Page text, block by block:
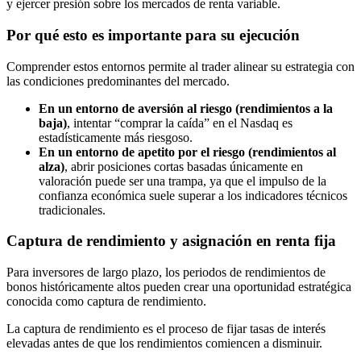
y ejercer presión sobre los mercados de renta variable.
Por qué esto es importante para su ejecución
Comprender estos entornos permite al trader alinear su estrategia con
las condiciones predominantes del mercado.
En un entorno de aversión al riesgo (rendimientos a la
baja), intentar “comprar la caída” en el Nasdaq es
estadísticamente más riesgoso.
En un entorno de apetito por el riesgo (rendimientos al
alza), abrir posiciones cortas basadas únicamente en
valoración puede ser una trampa, ya que el impulso de la
confianza económica suele superar a los indicadores técnicos
tradicionales.
Captura de rendimiento y asignación en renta fija
Para inversores de largo plazo, los periodos de rendimientos de
bonos históricamente altos pueden crear una oportunidad estratégica
conocida como captura de rendimiento.
La captura de rendimiento es el proceso de fijar tasas de interés
elevadas antes de que los rendimientos comiencen a disminuir.